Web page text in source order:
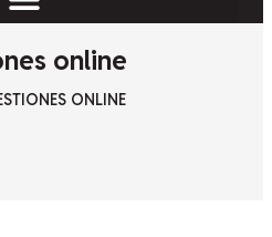
online
ONLINE